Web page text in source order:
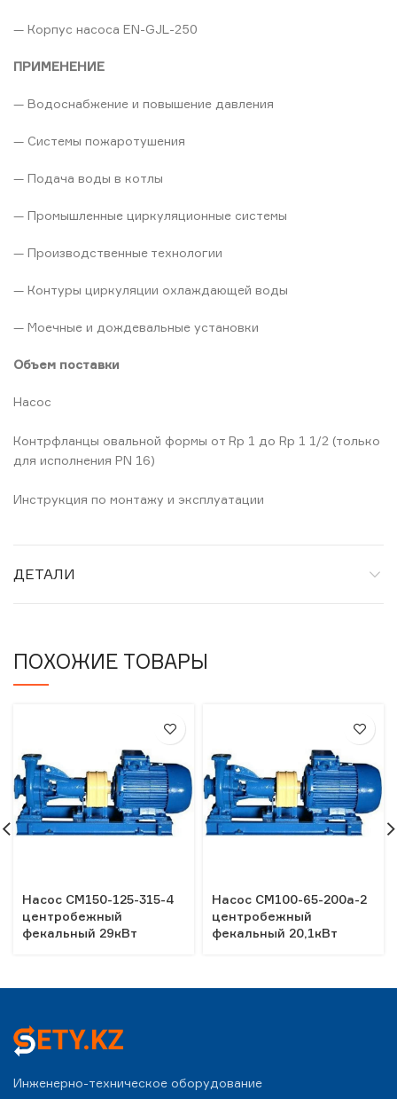
— Корпус насоса EN-GJL-250
ПРИМЕНЕНИЕ
— Водоснабжение и повышение давления
— Системы пожаротушения
— Подача воды в котлы
— Промышленные циркуляционные системы
— Производственные технологии
— Контуры циркуляции охлаждающей воды
— Моечные и дождевальные установки
Объем поставки
Насос
Контрфланцы овальной формы от Rp 1 до Rp 1 1/2 (только
для исполнения PN 16)
Инструкция по монтажу и эксплуатации
ДЕТАЛИ
ПОХОЖИЕ ТОВАРЫ
Насос СМ150-125-315-4
центробежный
фекальный 29кВт
Насос СМ100-65-200а-2
центробежный
фекальный 20,1кВт
Инженерно-техническое оборудование